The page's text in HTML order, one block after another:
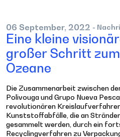
06 September, 2022 -
Eine kleine
großer Schritt
Ozeane
Die Zusammenarbeit zwischen
Polivouga und Grupo Nueva
revolutionären
Kunststoffabfälle, die an
gesammelt werden, durch ein
Recyclingverfahren zu